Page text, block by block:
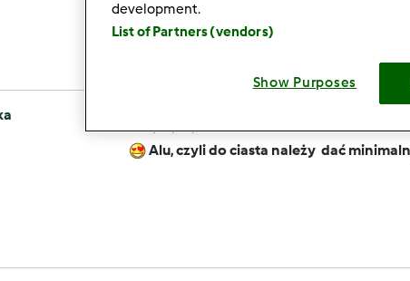
Haniu- ciasta to raz kiedyś i 20 minut przed
czw., 09/26/2013 - 18:35
Alu, czyli do ciasta należy dać
development.
List of Partners (vendors)
Show Purposes